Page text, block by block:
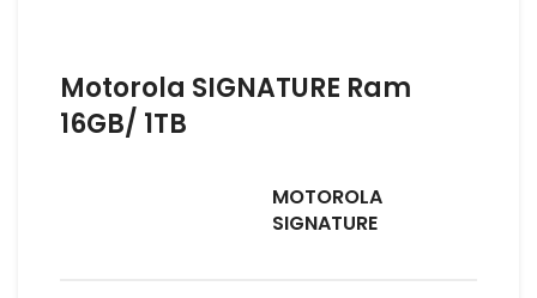
Motorola SIGNATURE Ram
16GB/ 1TB
MOTOROLA
SIGNATURE